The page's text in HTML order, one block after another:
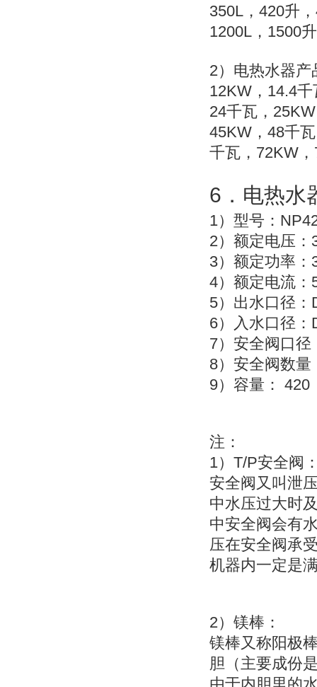
350L ， 420升 ，
1200L ， 1500升
2）电热水器产
12KW ， 14.4千
24千瓦， 25KW
45KW ， 48千
千瓦， 72KW ，
6 ．电热
1）型号：
2）额定电压：
3）额定功率：
4）额定电流：
5）出水口径：
6）入水口径：
7）安全阀口径
8）安全阀数量
9）容量：
注：
1） T/P安全阀
安全阀又叫 泄
中水压过大时
中安全阀会有
压在安全阀承
机器内一定是
2） 镁棒：
镁棒又称阳极
胆（主要成份